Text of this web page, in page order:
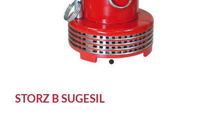
item
of
STORZ B SUGESIL